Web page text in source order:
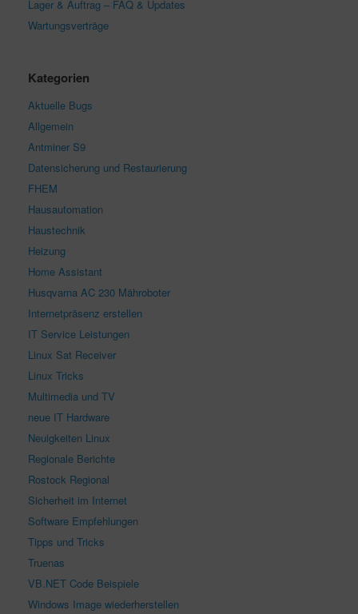
Lager & Auftrag – FAQ & Updates
Wartungsverträge
Kategorien
Aktuelle Bugs
Allgemein
Antminer S9
Datensicherung und Restaurierung
FHEM
Hausautomation
Haustechnik
Heizung
Home Assistant
Husqvarna AC 230 Mähroboter
Internetpräsenz erstellen
IT Service Leistungen
Linux Sat Receiver
Linux Tricks
Multimedia und TV
neue IT Hardware
Neuigkeiten Linux
Regionale Berichte
Rostock Regional
Sicherheit im Internet
Software Empfehlungen
Tipps und Tricks
Truenas
VB.NET Code Beispiele
Windows Image wiederherstellen